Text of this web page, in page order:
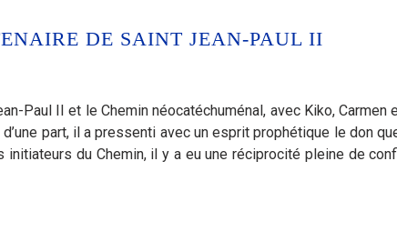
DE SAINT JEAN-PAUL II
Paul II et le Chemin néocatéchuménal, avec Kiko, Carmen
part, il a pressenti avec un esprit prophétique le don
initiateurs du Chemin, il y a eu une réciprocité pleine de